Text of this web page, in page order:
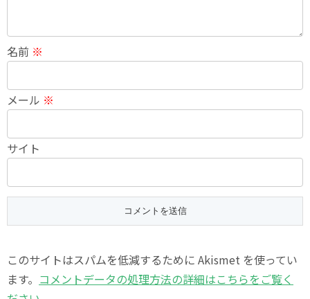
名前 ※
メール ※
サイト
このサイトはスパムを低減するために Akismet を使ってい
ます。 コメントデータの処理方法の詳細はこちらをご覧く